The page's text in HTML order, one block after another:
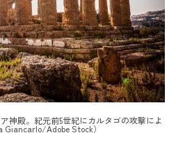
神殿。紀元前5世紀にカルタゴの攻撃によ
Adobe Stock）